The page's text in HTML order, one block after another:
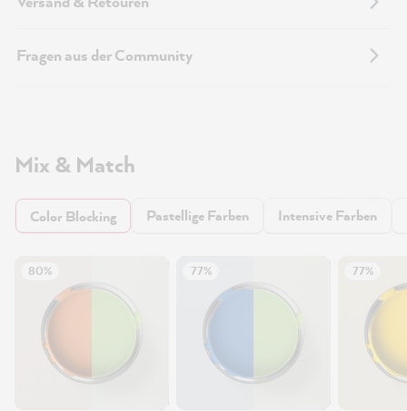
Fragen aus der Community
Mix & Match
Color Blocking Pastellige Farben Intensive Farben
80% 77% 77%